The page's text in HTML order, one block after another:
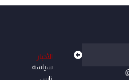
الأخبار
سياسة